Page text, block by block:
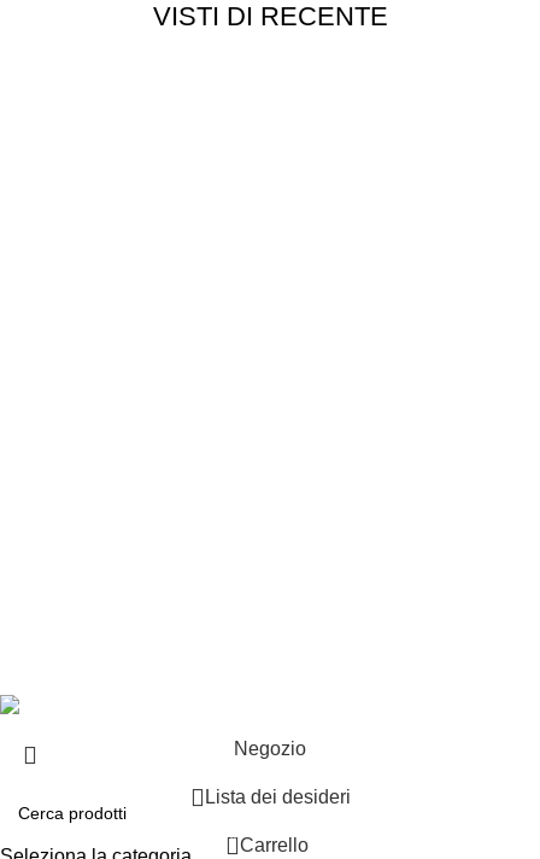
VISTI DI RECENTE
Negozio
Lista dei desideri
0 Carrello